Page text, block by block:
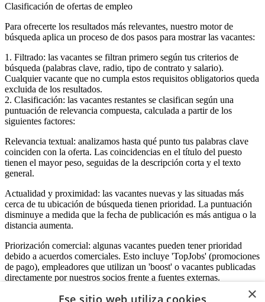
Clasificación de ofertas de empleo
Para ofrecerte los resultados más relevantes, nuestro motor de
búsqueda aplica un proceso de dos pasos para mostrar las vacantes:
1. Filtrado: las vacantes se filtran primero según tus criterios de
búsqueda (palabras clave, radio, tipo de contrato y salario).
Cualquier vacante que no cumpla estos requisitos obligatorios queda
excluida de los resultados.
2. Clasificación: las vacantes restantes se clasifican según una
puntuación de relevancia compuesta, calculada a partir de los
siguientes factores:
Relevancia textual: analizamos hasta qué punto tus palabras clave
coinciden con la oferta. Las coincidencias en el título del puesto
tienen el mayor peso, seguidas de la descripción corta y el texto
general.
Actualidad y proximidad: las vacantes nuevas y las situadas más
cerca de tu ubicación de búsqueda tienen prioridad. La puntuación
disminuye a medida que la fecha de publicación es más antigua o la
distancia aumenta.
Priorización comercial: algunas vacantes pueden tener prioridad
debido a acuerdos comerciales. Esto incluye 'TopJobs' (promociones
de pago), empleadores que utilizan un 'boost' o vacantes publicadas
directamente por nuestros socios frente a fuentes externas.
×
Ese sitio web utiliza cookies